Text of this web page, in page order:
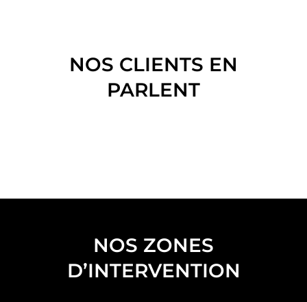
NOS CLIENTS EN
PARLENT
NOS ZONES
D’INTERVENTION